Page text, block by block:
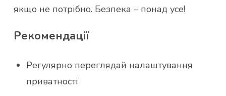
якщо не потрібно. Безпека – понад усе!
Рекомендації
Регулярно переглядай налаштування
приватності